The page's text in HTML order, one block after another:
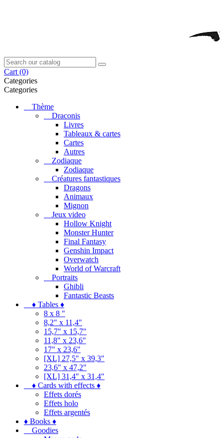
Cart (0)
Categories
Categories
Thème
Draconis
Livres
Tableaux & cartes
Cartes
Autres
Zodiaque
Zodiaque
Créatures fantastiques
Dragons
Animaux
Mignon
Jeux video
Hollow Knight
Monster Hunter
Final Fantasy
Genshin Impact
Overwatch
World of Warcraft
Portraits
Ghibli
Fantastic Beasts
♦ Tables ♦
8 x 8 "
8,2" x 11,4"
15,7" x 15,7"
11,8" x 23,6"
17" x 23,6"
[XL] 27,5" x 39,3"
23,6" x 47,2"
[XL] 31,4" x 31,4"
♦ Cards with effects ♦
Effets dorés
Effets holo
Effets argentés
♦ Books ♦
Goodies